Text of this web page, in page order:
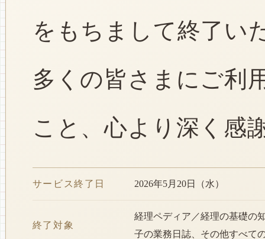
をもちまして終了い
多くの皆さまにご利
こと、心より深く感
サービス終了日 2026年5月20日（水）
終了対象
経理ペディア／経理の基礎の
子の業務日誌、その他すべて